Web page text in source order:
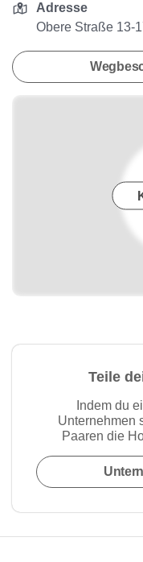
Adresse
Obere Straße 13-
Teile
Indem du
Unternehmen
Paaren die